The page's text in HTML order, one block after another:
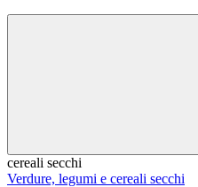
cereali secchi
Verdure, legumi e cereali secchi